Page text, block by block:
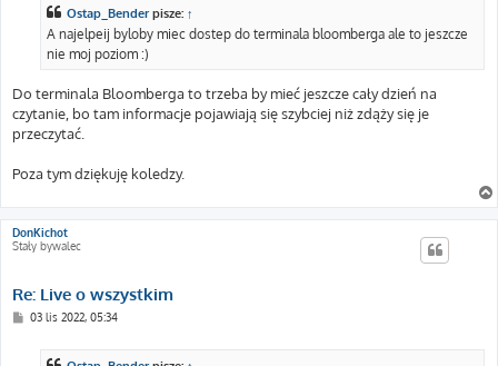
Ostap_Benderpisze: ↑
A najelpeij byloby miec dostep do terminala bloomberga ale to jeszcze
nie moj poziom :)
Do terminala Bloomberga to trzeba by mieć jeszcze cały dzień na
czytanie, bo tam informacje pojawiają się szybciej niż zdąży się je
przeczytać.
Poza tym dziękuję koledzy.
DonKichot
Stały bywalec
Re: Live o wszystkim
P03 lis 2022, 05:34